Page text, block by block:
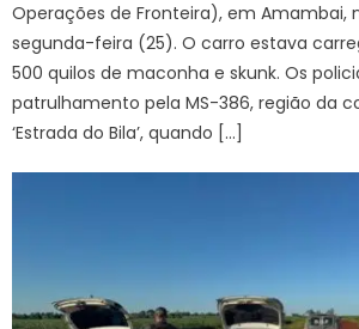
Operações de Fronteira), em Amambai,
segunda-feira (25). O carro estava
500 quilos de maconha e skunk. Os
patrulhamento pela MS-386, região da
‘Estrada do Bila’, quando […]